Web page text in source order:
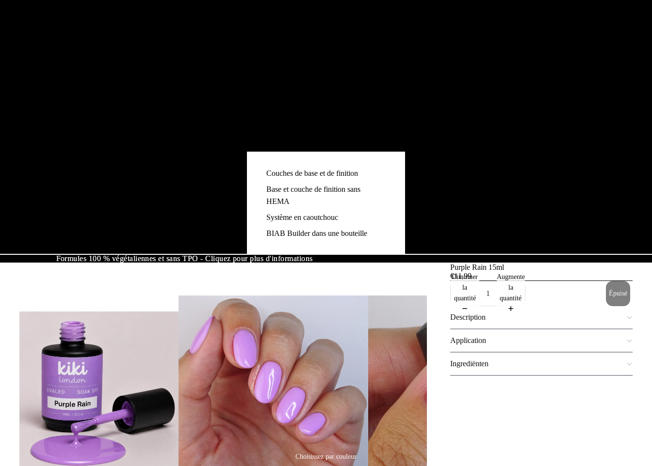
Couches de base et de finition
Base et couche de finition sans
HEMA
Système en caoutchouc
BIAB Builder dans une bouteille
Choisissez par couleur
Formules 100 % végétaliennes et sans TPO - Cliquez pour plus d'informations
Formules 100 % végétaliennes et sans TPO - Cliquez pour plus d'informations
Purple Rain 15ml
€11,99
Diminuer
la
quantité
Augmenter
la
quantité
Épuisé
Description
Application
Ingrediënten